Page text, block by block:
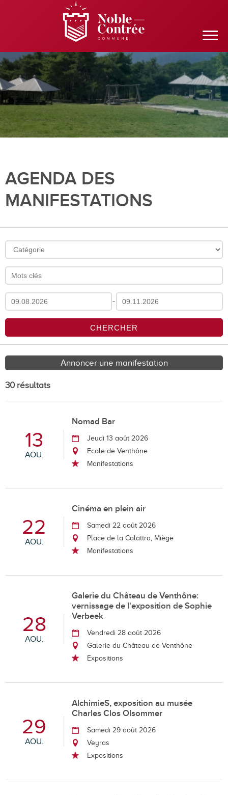
AGENDA DES
MANIFESTATIONS
-
Annoncer une manifestation
30 résultats
13
AOU.
Nomad Bar
Jeudi 13 août 2026
Ecole de Venthône
Manifestations
22
AOU.
Cinéma en plein air
Samedi 22 août 2026
Place de la Calattra, Miège
Manifestations
28
AOU.
Galerie du Château de Venthône:
vernissage de l'exposition de Sophie
Verbeek
Vendredi 28 août 2026
Galerie du Château de Venthône
Expositions
29
AOU.
AlchimieS, exposition au musée
Charles Clos Olsommer
Samedi 29 août 2026
Veyras
Expositions